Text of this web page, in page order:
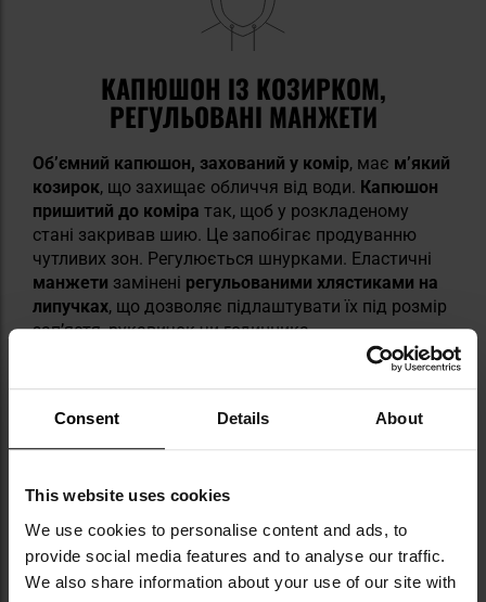
Consent Details About
This website uses cookies
We use cookies to personalise content and ads, to
provide social media features and to analyse our traffic.
We also share information about your use of our site with
КАПЮШОН ІЗ КОЗИРКОМ,
РЕГУЛЬОВАНІ МАНЖЕТИ
Об’ємний капюшон, захований у комір, має м’який
козирок, що захищає обличчя від води. Капюшон
пришитий до коміра так, щоб у розкладеному
стані закривав шию. Це запобігає продуванню
чутливих зон. Регулюється шнурками. Еластичні
манжети замінені регульованими хлястиками на
липучках, що дозволяє підлаштувати їх під розмір
зап’ястя, рукавичок чи годинника.
ВЕЛКРО ПАНЕЛІ
На обох рукавах пришитівелкро панелідля
кріплення патчів, емблем, прапорів або Morale